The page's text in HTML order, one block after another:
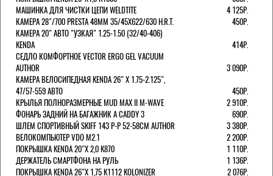
МАШИНКА ДЛЯ ЧИСТКИ ЦЕПИ WELDTITE
4 125Р.
КАМЕРА 28"/700 PRESTA 48ММ 35/45Х622/630 H.R.T.
450Р.
КАМЕРА 20" АВТО "УЗКАЯ" 1.25-1.50 (32/40-406)
KENDA
414Р.
СЕДЛО КОМФОРТНОЕ VECTOR ERGO GEL VACUUM
AUTHOR
3 090Р.
КАМЕРА ВЕЛОСИПЕДНАЯ KENDA 26" Х 1.75-2.125",
47/57-559 АВТО
450Р.
КРЫЛЬЯ ПОЛНОРАЗМЕРНЫЕ MUD MAX II M-WAVE
2 910Р.
ФОНАРЬ ЗАДНИЙ НА БАГАЖНИК A CADDY 3
690Р.
ШЛЕМ СПОРТИВНЫЙ SKIFF 143 Р-Р 52-58СМ AUTHOR
3 380Р.
ВЕЛОКОМПЬЮТЕР VDO M2.1
2 200Р.
ПОКРЫШКА KENDA 20"Х 2,0 K870
1 110Р.
ДЕРЖАТЕЛЬ СМАРТФОНА НА РУЛЬ
1 136Р.
ПОКРЫШКА KENDA 26"Х 1,75 K1112 KOLONIZER
2 076Р.